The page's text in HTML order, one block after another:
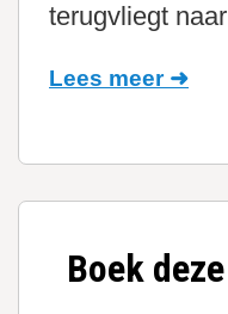
terugvliegt
Lees meer ➜
Boek